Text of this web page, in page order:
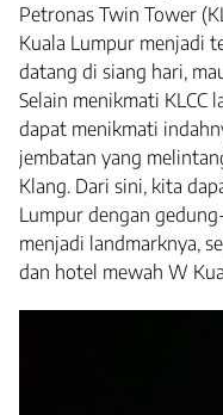
Petronas Twin Tower
Kuala Lumpur menjadi
datang di siang hari,
Selain menikmati KLCC
dapat menikmati
jembatan yang
Klang. Dari sini, kita
Lumpur dengan
menjadi landmarknya,
dan hotel mewah W